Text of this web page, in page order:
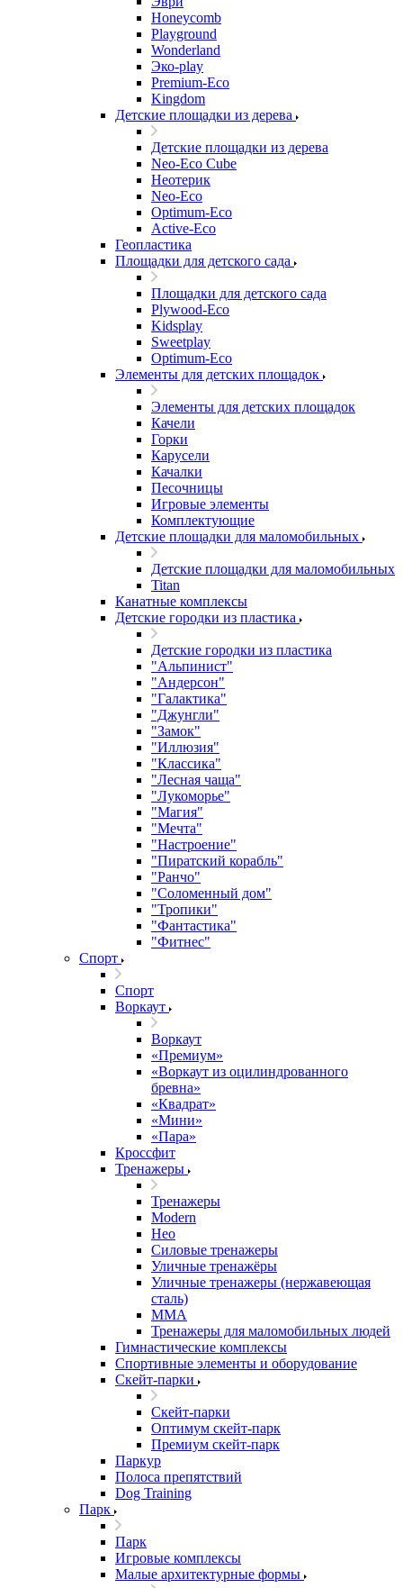
Honeycomb
Playground
Wonderland
Эко-play
Premium-Eco
Kingdom
Детские площадки из дерева
Детские площадки из дерева
Neo-Eco Cube
Неотерик
Neo-Eco
Оptimum-Еco
Active-Eco
Геопластика
Площадки для детского сада
Площадки для детского сада
Plywood-Eco
Kidsplay
Sweetplay
Оptimum-Еco
Элементы для детских площадок
Элементы для детских площадок
Качели
Горки
Карусели
Качалки
Песочницы
Игровые элементы
Комплектующие
Детские площадки для маломобильных
Детские площадки для маломобильных
Titan
Канатные комплексы
Детские городки из пластика
Детские городки из пластика
"Альпинист"
"Андерсон"
"Галактика"
"Джунгли"
"Замок"
"Иллюзия"
"Классика"
"Лесная чаща"
"Лукоморье"
"Магия"
"Мечта"
"Настроение"
"Пиратский корабль"
"Ранчо"
"Соломенный дом"
"Тропики"
"Фантастика"
"Фитнес"
Спорт
Спорт
Воркаут
Воркаут
«Премиум»
«Воркаут из оцилиндрованного
бревна»
«Квадрат»
«Мини»
«Пара»
Кроссфит
Тренажеры
Тренажеры
Modern
Нео
Силовые тренажеры
Уличные тренажёры
Уличные тренажеры (нержавеющая
сталь)
ММА
Тренажеры для маломобильных людей
Гимнастические комплексы
Спортивные элементы и оборудование
Скейт-парки
Скейт-парки
Оптимум скейт-парк
Премиум скейт-парк
Паркур
Полоса препятствий
Dog Training
Парк
Парк
Игровые комплексы
Малые архитектурные формы